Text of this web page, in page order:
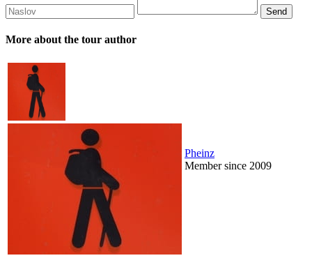
More about the tour author
Pheinz
Member since 2009